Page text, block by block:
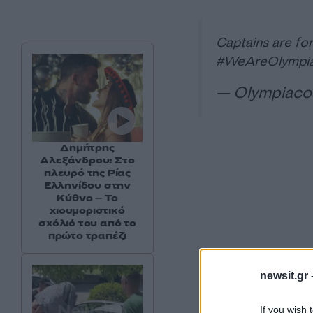
newsit.gr
If you wish
Captains are
—
Δημήτρης
Αλεξάνδρου: Στο
πλευρό της Ρίας
Ελληνίδου στην
Κύθνο – Το
χιουμοριστικό
σχόλιό του από το
πρώτο τραπέζι